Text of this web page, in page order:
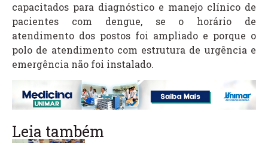
capacitados para diagnóstico e manejo clínico de
pacientes com dengue, se o horário de
atendimento dos postos foi ampliado e porque o
polo de atendimento com estrutura de urgência e
emergência não foi instalado.
Leia também